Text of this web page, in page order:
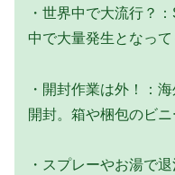
・世界中で大流行？
中で大量発生となっ
・開封作業は外！：
開封。箱や梱包のビ
・スプレーやお湯で